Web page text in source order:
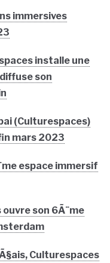
immersives
installe une
son
(Culturespaces)
mars 2023
espace immersif
son 6Ã¨me
Culturespaces